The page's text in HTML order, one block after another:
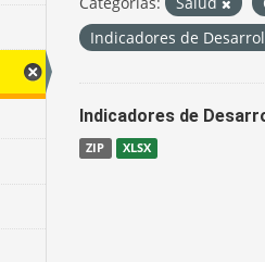
Indicadores de
Indicadores de
ZIP XLSX